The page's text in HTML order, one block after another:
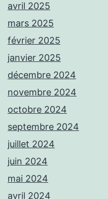
avril 2025
mars 2025
février 2025
janvier 2025
décembre 2024
novembre 2024
octobre 2024
septembre 2024
juillet 2024
juin 2024
mai 2024
avril 2024